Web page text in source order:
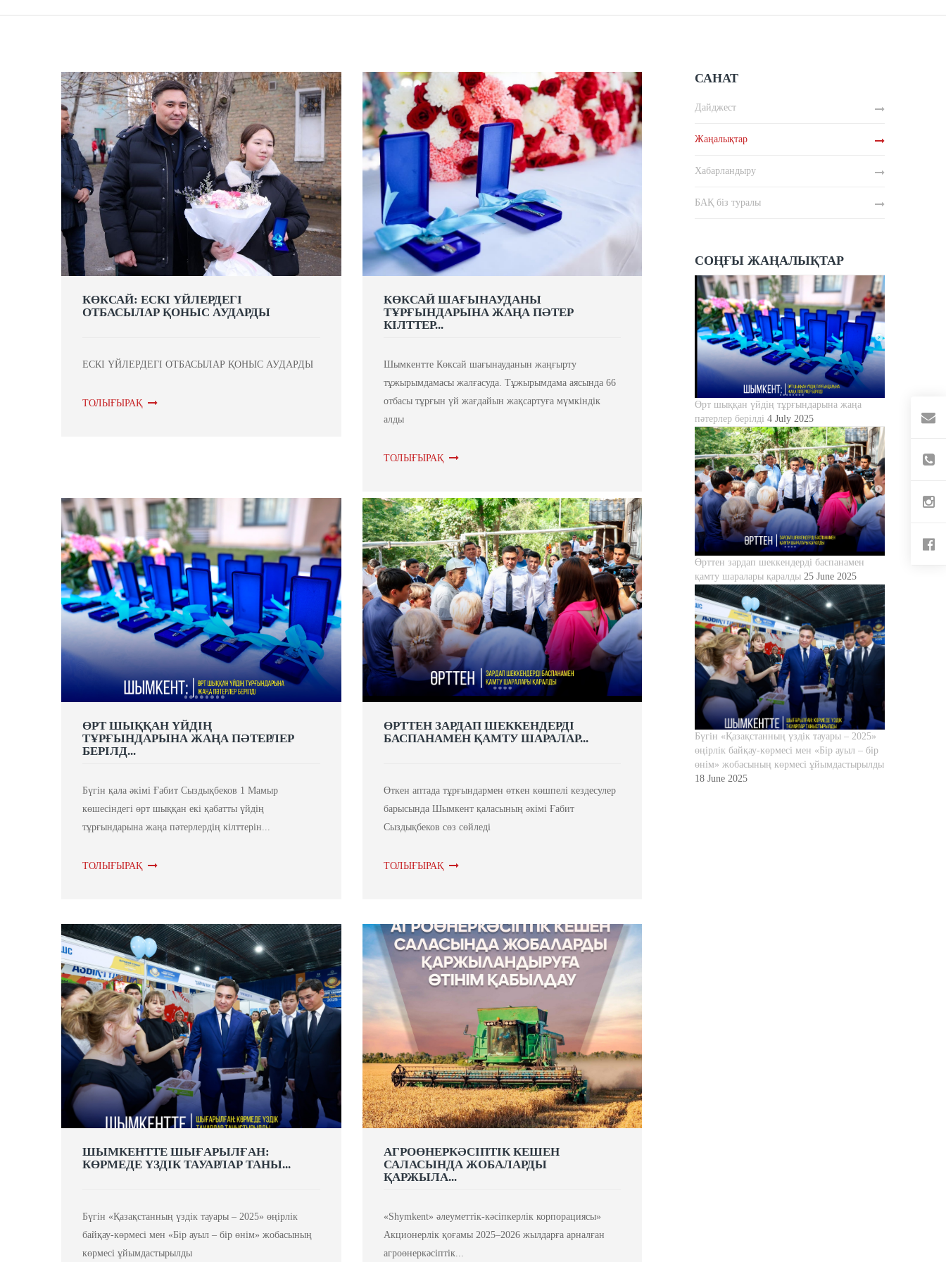
КӨКСАЙ: ЕСКІ ҮЙЛЕРДЕГІ
ОТБАСЫЛАР ҚОНЫС АУДАРДЫ
ЕСКІ ҮЙЛЕРДЕГІ ОТБАСЫЛАР ҚОНЫС АУДАРДЫ
ТОЛЫҒЫРАҚ
КӨКСАЙ ШАҒЫНАУДАНЫ
ТҰРҒЫНДАРЫНА ЖАҢА ПӘТЕР
КІЛТТЕР...
Шымкентте Көксай шағынауданын жаңғырту
тұжырымдамасы жалғасуда. Тұжырымдама аясында 66
отбасы тұрғын үй жағдайын жақсартуға мүмкіндік
алды
ТОЛЫҒЫРАҚ
ӨРТ ШЫҚҚАН ҮЙДІҢ
ТҰРҒЫНДАРЫНА ЖАҢА ПӘТЕРЛЕР
БЕРІЛД...
Бүгін қала әкімі Ғабит Сыздықбеков 1 Мамыр
көшесіндегі өрт шыққан екі қабатты үйдің
тұрғындарына жаңа пәтерлердің кілттерін...
ТОЛЫҒЫРАҚ
ӨРТТЕН ЗАРДАП ШЕККЕНДЕРДІ
БАСПАНАМЕН ҚАМТУ ШАРАЛАР...
Өткен аптада тұрғындармен өткен көшпелі кездесулер
барысында Шымкент қаласының әкімі Ғабит
Сыздықбеков сөз сөйледі
ТОЛЫҒЫРАҚ
ШЫМКЕНТТЕ ШЫҒАРЫЛҒАН:
КӨРМЕДЕ ҮЗДІК ТАУАРЛАР ТАНЫ...
Бүгін «Қазақстанның үздік тауары – 2025» өңірлік
байқау-көрмесі мен «Бір ауыл – бір өнім» жобасының
көрмесі ұйымдастырылды
АГРОӨНЕРКӘСІПТІК КЕШЕН
САЛАСЫНДА ЖОБАЛАРДЫ
ҚАРЖЫЛА...
«Shymkent» әлеуметтік-кәсіпкерлік корпорациясы»
Акционерлік қоғамы 2025–2026 жылдарға арналған
агроөнеркәсіптік...
САНАТ
Дайджест
Жаңалықтар
Хабарландыру
БАҚ біз туралы
СОҢҒЫ ЖАҢАЛЫҚТАР
Өрт шыққан үйдің тұрғындарына жаңа
пәтерлер берілді 4 July 2025
Өрттен зардап шеккендерді баспанамен
қамту шаралары қаралды 25 June 2025
Бүгін «Қазақстанның үздік тауары – 2025»
өңірлік байқау-көрмесі мен «Бір ауыл – бір
өнім» жобасының көрмесі ұйымдастырылды
18 June 2025